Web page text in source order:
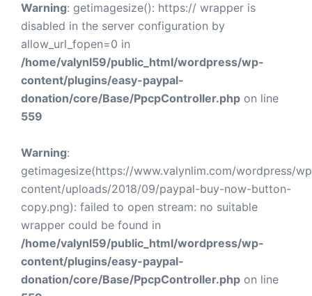
Warning: getimagesize(): https:// wrapper is
disabled in the server configuration by
allow_url_fopen=0 in
/home/valynl59/public_html/wordpress/wp-
content/plugins/easy-paypal-
donation/core/Base/PpcpController.php on line
559
Warning:
getimagesize(https://www.valynlim.com/wordpress/
content/uploads/2018/09/paypal-buy-now-button-
copy.png): failed to open stream: no suitable
wrapper could be found in
/home/valynl59/public_html/wordpress/wp-
content/plugins/easy-paypal-
donation/core/Base/PpcpController.php on line